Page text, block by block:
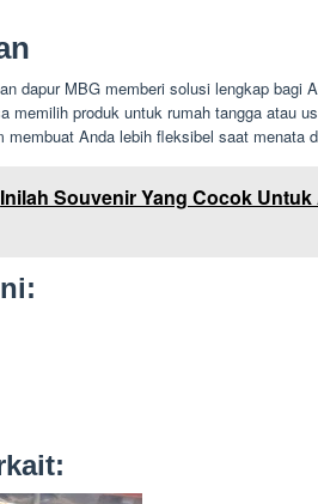
dapur MBG memberi solusi lengkap bagi
memilih produk untuk rumah tangga atau
membuat Anda lebih fleksibel saat menata
Inilah Souvenir Yang Cocok